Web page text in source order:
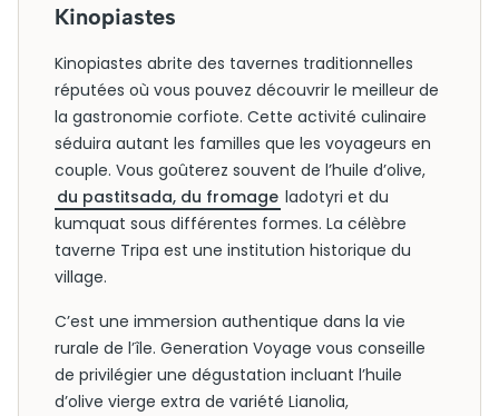
Kinopiastes
Kinopiastes abrite des tavernes traditionnelles
réputées où vous pouvez découvrir le meilleur de
la gastronomie corfiote. Cette activité culinaire
séduira autant les familles que les voyageurs en
couple. Vous goûterez souvent de l’huile d’olive,
du pastitsada, du fromage ladotyri et du
kumquat sous différentes formes. La célèbre
taverne Tripa est une institution historique du
village.
C’est une immersion authentique dans la vie
rurale de l’île. Generation Voyage vous conseille
de privilégier une dégustation incluant l’huile
d’olive vierge extra de variété Lianolia,